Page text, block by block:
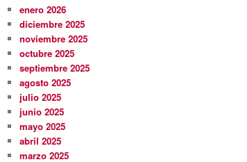
enero 2026
diciembre 2025
noviembre 2025
octubre 2025
septiembre 2025
agosto 2025
julio 2025
junio 2025
mayo 2025
abril 2025
marzo 2025